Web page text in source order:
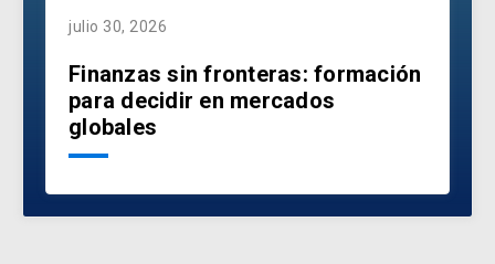
julio 30, 2026
Finanzas sin fronteras: formación
para decidir en mercados
globales